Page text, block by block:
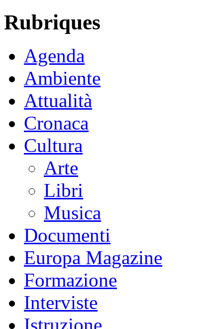
Rubriques
Agenda
Ambiente
Attualità
Cronaca
Cultura
Arte
Libri
Musica
Documenti
Europa Magazine
Formazione
Interviste
Istruzione